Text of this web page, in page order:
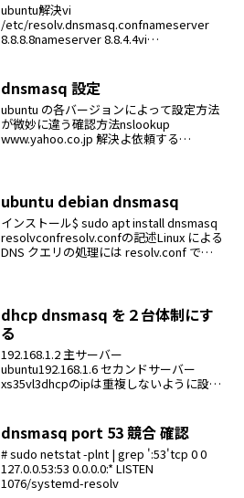
ubuntu解決vi
/etc/resolv.dnsmasq.confnameserver
8.8.8.8nameserver 8.8.4.4vi
dnsmasq 設定
ubuntu の各バージョンによって設定方法
が微妙に違う確認方法nslookup
www.yahoo.co.jp 解決よ依頼する
ubuntu debian dnsmasq
インストール$ sudo apt install dnsmasq
resolvconfresolv.confの記述Linux による
DNS クエリの処理には resolv.conf で使
dhcp dnsmasq を２台体制にす
る
192.168.1.2 主サーバー
ubuntu192.168.1.6 セカンドサーバー
xs35vl3dhcpのipは重複しないように設定
dnsmasq port 53 競合 確認
# sudo netstat -plnt | grep ':53'tcp 0 0
127.0.0.53:53 0.0.0.0:* LISTEN
1076/systemd-resolv